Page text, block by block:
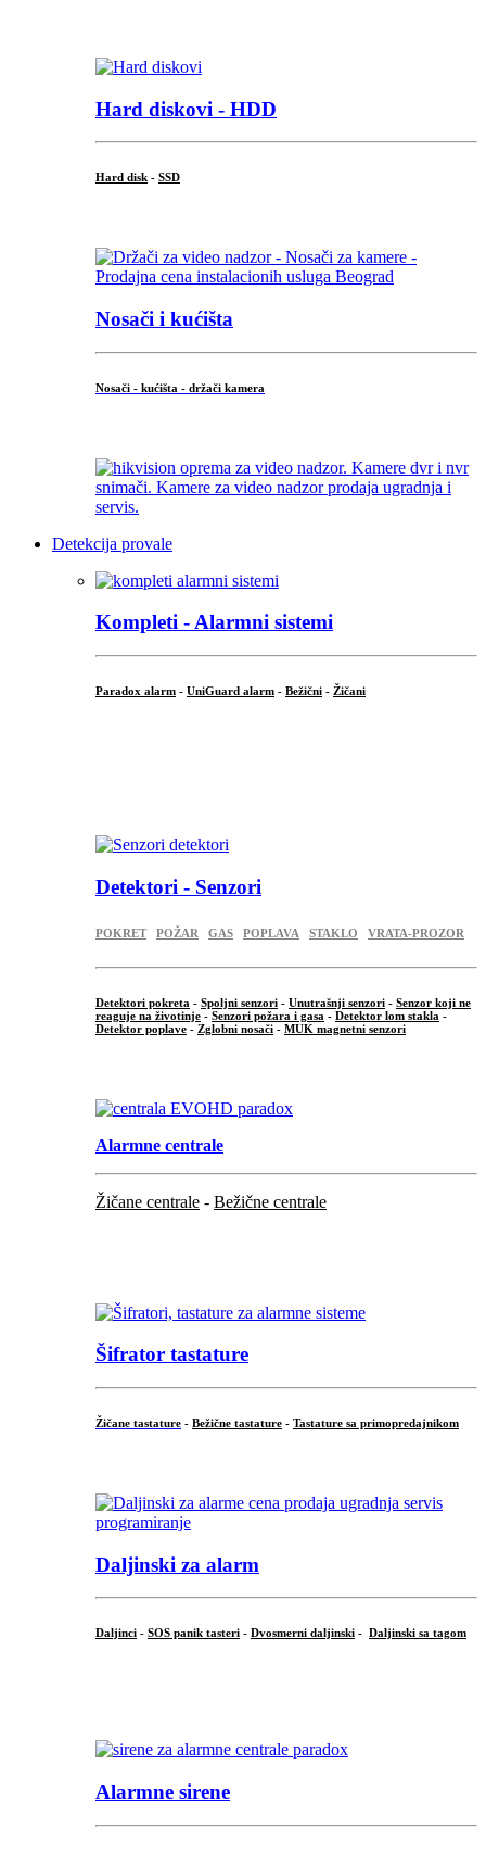
Hard diskovi - HDD
Hard disk - SSD
Nosači i kućišta
Nosači - kućišta - držači kamera
Detekcija provale
Kompleti - Alarmni sistemi
Paradox alarm - UniGuard alarm - Bežični - Žičani
Detektori - Senzori
POKRET POŽAR GAS POPLAVA STAKLO VRATA-PROZOR
Detektori pokreta - Spoljni senzori - Unutrašnji senzori - Senzor koji ne
reaguje na životinje - Senzori požara i gasa - Detektor lom stakla -
Detektor poplave - Zglobni nosači - MUK magnetni senzori
Alarmne centrale
Žičane centrale - Bežične centrale
Šifrator tastature
Žičane tastature - Bežične tastature - Tastature sa primopredajnikom
Daljinski za alarm
Daljinci - SOS panik tasteri - Dvosmerni daljinski - Daljinski sa tagom
Alarmne sirene